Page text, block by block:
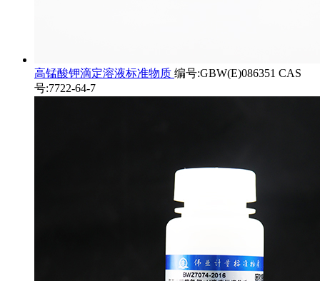
高锰酸钾滴定溶液标准物质 编号:GBW(E)086351 CAS
号:7722-64-7